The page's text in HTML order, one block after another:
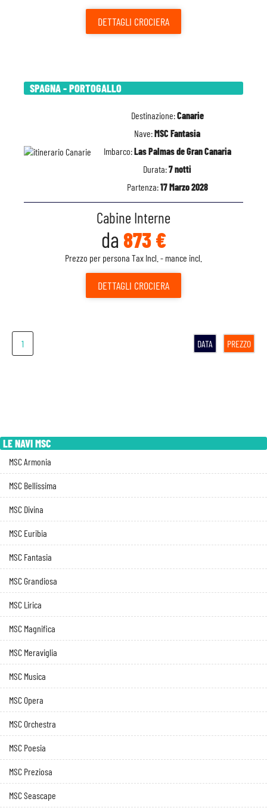
DETTAGLI CROCIERA
SPAGNA - PORTOGALLO
Destinazione:Canarie
Nave:MSC Fantasia
Imbarco:Las Palmas de Gran Canaria
Durata:7 notti
Partenza:17 Marzo 2028
Cabine Interne
da 873 €
Prezzo per persona Tax Incl. - mance incl.
DETTAGLI CROCIERA
1 DATA PREZZO
LE NAVI MSC
MSC Armonia
MSC Bellissima
MSC Divina
MSC Euribia
MSC Fantasia
MSC Grandiosa
MSC Lirica
MSC Magnifica
MSC Meraviglia
MSC Musica
MSC Opera
MSC Orchestra
MSC Poesia
MSC Preziosa
MSC Seascape